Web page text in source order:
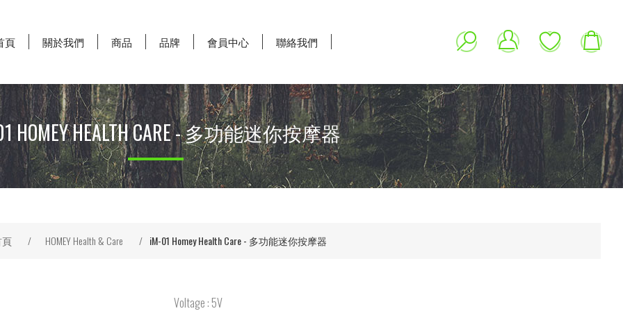
頁 關於我們 商品 品牌 會員中心 聯絡我們
/ HOMEY Health & Care / iM-01 Homey Health Care - 多功能迷你按摩器
HOMEY HEALTH CARE - 多功能迷你按摩器
Voltage : 5V